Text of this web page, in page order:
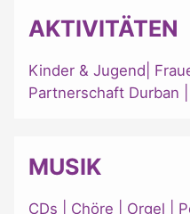
AKTIVITÄTEN
Kinder & Jugend
Partnerschaft Durban
MUSIK
CDs Chöre Orgel